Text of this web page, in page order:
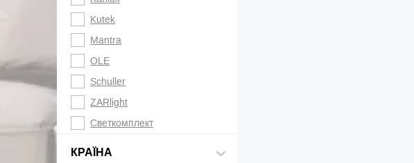
Kutek
Mantra
OLE
Schuller
ZARlight
Светкомплект
КРАЇНА